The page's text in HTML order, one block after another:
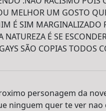
MELHOR UM GOSTO
É SIM MARGINALIZADO
É SE
SÃO COPIAS TODOS
personagem da
ninguem quer te ver nao